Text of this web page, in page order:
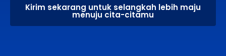
Kirim sekarang untuk selangkah lebih maju
menuju cita-citamu